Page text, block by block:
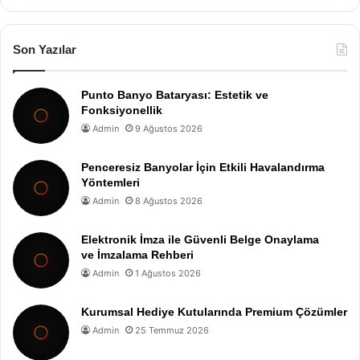
Son Yazılar
Punto Banyo Bataryası: Estetik ve
Fonksiyonellik
Admin 9 Ağustos 2026
Penceresiz Banyolar İçin Etkili Havalandırma
Yöntemleri
Admin 8 Ağustos 2026
Elektronik İmza ile Güvenli Belge Onaylama
ve İmzalama Rehberi
Admin 1 Ağustos 2026
Kurumsal Hediye Kutularında Premium Çözümler
Admin 25 Temmuz 2026